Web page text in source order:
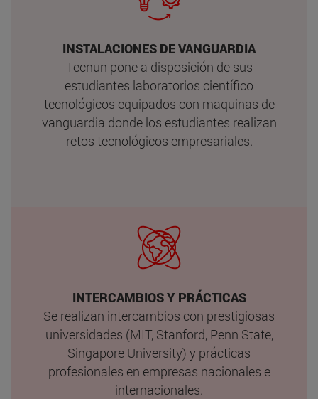
INSTALACIONES DE VANGUARDIA
Tecnun pone a disposición de sus
estudiantes laboratorios científico
tecnológicos equipados con maquinas de
vanguardia donde los estudiantes realizan
retos tecnológicos empresariales.
INTERCAMBIOS Y PRÁCTICAS
Se realizan intercambios con prestigiosas
universidades (MIT, Stanford, Penn State,
Singapore University) y prácticas
profesionales en empresas nacionales e
internacionales.